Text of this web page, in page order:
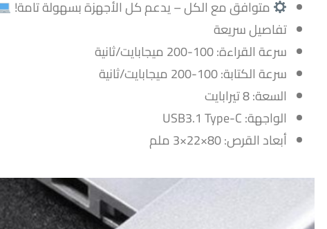
متوافق مع الكل – يدعم كل الأجهزة بسهولة تامة!
تفاصيل سريعة
سرعة القراءة: 100-200 ميجابايت/ثانية
سرعة الكتابة: 100-200 ميجابايت/ثانية
السعة: 8 تيرابايت
الواجهة: USB3.1 Type-C
أبعاد القرص: 80×22×3 ملم